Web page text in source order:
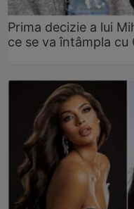
Prima decizie a lui
ce se va întâmpla cu